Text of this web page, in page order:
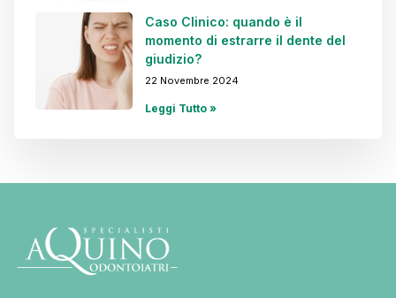
Caso Clinico: quando è il
momento di estrarre il dente del
giudizio?
22 Novembre 2024
Leggi Tutto »